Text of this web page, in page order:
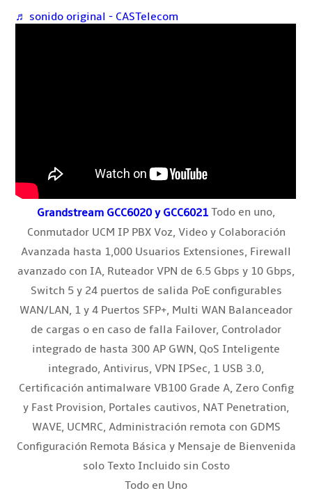
♬ sonido original - CASTelecom
Grandstream GCC6020 y GCC6021 Todo en uno,
Conmutador UCM IP PBX Voz, Video y Colaboración
Avanzada hasta 1,000 Usuarios Extensiones, Firewall
avanzado con IA, Ruteador VPN de 6.5 Gbps y 10 Gbps,
Switch 5 y 24 puertos de salida PoE configurables
WAN/LAN, 1 y 4 Puertos SFP+, Multi WAN Balanceador
de cargas o en caso de falla Failover, Controlador
integrado de hasta 300 AP GWN, QoS Inteligente
integrado, Antivirus, VPN IPSec, 1 USB 3.0,
Certificación antimalware VB100 Grade A, Zero Config
y Fast Provision, Portales cautivos, NAT Penetration,
WAVE, UCMRC, Administración remota con GDMS
Configuración Remota Básica y Mensaje de Bienvenida
solo Texto Incluido sin Costo
Todo en Uno